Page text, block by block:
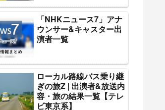
「NHKニュース7」アナ
ウンサー&キャスター出
演者一覧
ローカル路線バス乗り継
ぎの旅Z | 出演者&放送内
容・旅の結果一覧【テレ
ビ東京系】